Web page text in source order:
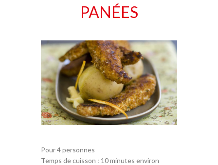
PANÉES
Pour 4 personnes
Temps de cuisson : 10 minutes environ